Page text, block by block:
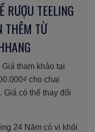
RƯỢU TEELING
THÊM TỪ
Giá tham khảo tại
cho chai
Giá có thể thay đổi
24 Năm có vị khói